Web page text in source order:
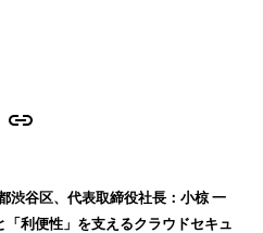
渋谷区、代表取締役社長：小椋 一
利便性」を支えるクラウドセキュ